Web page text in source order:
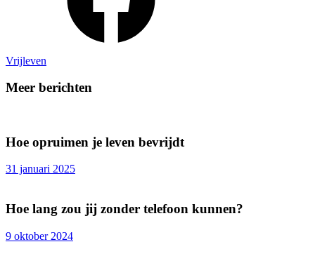
Vrijleven
Meer berichten
Hoe opruimen je leven bevrijdt
31 januari 2025
Hoe lang zou jij zonder telefoon kunnen?
9 oktober 2024